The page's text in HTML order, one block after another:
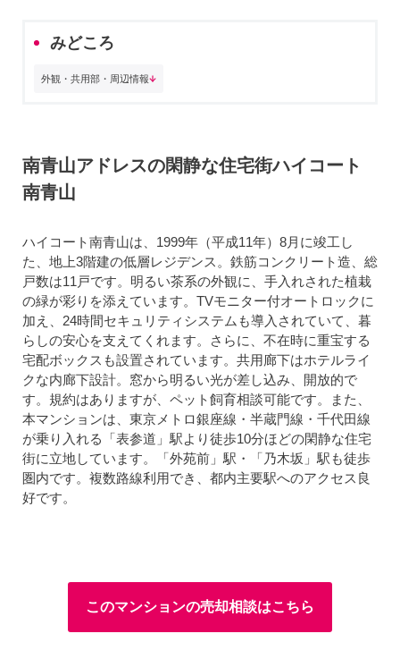
みどころ
外観・共用部・周辺情報
南青山アドレスの閑静な住宅街ハイコート
南青山
ハイコート南青山は、1999年（平成11年）8月に竣工し
た、地上3階建の低層レジデンス。鉄筋コンクリート造、総
戸数は11戸です。明るい茶系の外観に、手入れされた植栽
の緑が彩りを添えています。TVモニター付オートロックに
加え、24時間セキュリティシステムも導入されていて、暮
らしの安心を支えてくれます。さらに、不在時に重宝する
宅配ボックスも設置されています。共用廊下はホテルライ
クな内廊下設計。窓から明るい光が差し込み、開放的で
す。規約はありますが、ペット飼育相談可能です。また、
本マンションは、東京メトロ銀座線・半蔵門線・千代田線
が乗り入れる「表参道」駅より徒歩10分ほどの閑静な住宅
街に立地しています。「外苑前」駅・「乃木坂」駅も徒歩
圏内です。複数路線利用でき、都内主要駅へのアクセス良
好です。
このマンションの売却相談はこちら